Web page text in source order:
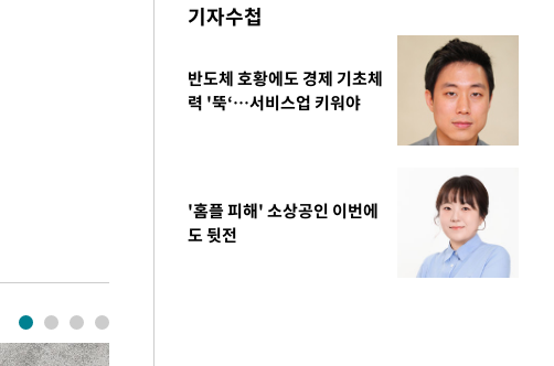
기자수첩
반도체 호황에도 경제 기초체
력 '뚝‘…서비스업 키워야
'홈플 피해' 소상공인 이번에
도 뒷전